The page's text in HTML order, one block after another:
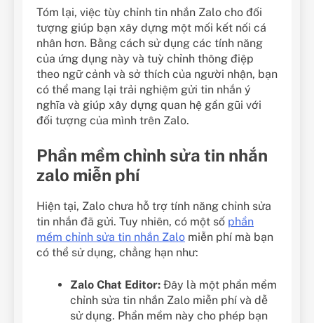
Tóm lại, việc tùy chỉnh tin nhắn Zalo cho đối
tượng giúp bạn xây dựng một mối kết nối cá
nhân hơn. Bằng cách sử dụng các tính năng
của ứng dụng này và tuỳ chỉnh thông điệp
theo ngữ cảnh và sở thích của người nhận, bạn
có thể mang lại trải nghiệm gửi tin nhắn ý
nghĩa và giúp xây dựng quan hệ gần gũi với
đối tượng của mình trên Zalo.
Phần mềm chỉnh sửa tin nhắn
zalo miễn phí
Hiện tại, Zalo chưa hỗ trợ tính năng chỉnh sửa
tin nhắn đã gửi. Tuy nhiên, có một số phần
mềm chỉnh sửa tin nhắn Zalo miễn phí mà bạn
có thể sử dụng, chẳng hạn như:
Zalo Chat Editor: Đây là một phần mềm
chỉnh sửa tin nhắn Zalo miễn phí và dễ
sử dụng. Phần mềm này cho phép bạn